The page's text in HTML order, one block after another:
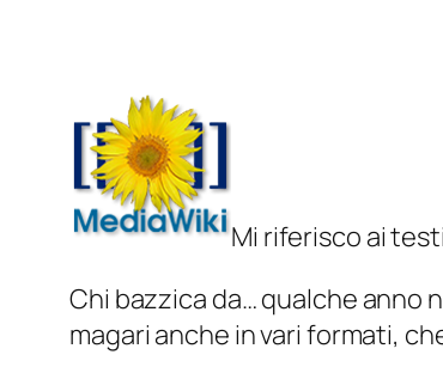
Mi riferisco ai
Chi bazzica da… qualche anno
magari anche in vari formati,